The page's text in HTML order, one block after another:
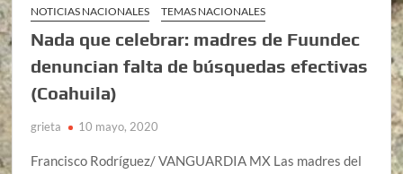
NOTICIAS NACIONALES
TEMAS NACIONALES
Nada que celebrar: madres de Fuundec
denuncian falta de búsquedas efectivas
(Coahuila)
grieta 10 mayo, 2020
Francisco Rodríguez/ VANGUARDIA MX Las madres del